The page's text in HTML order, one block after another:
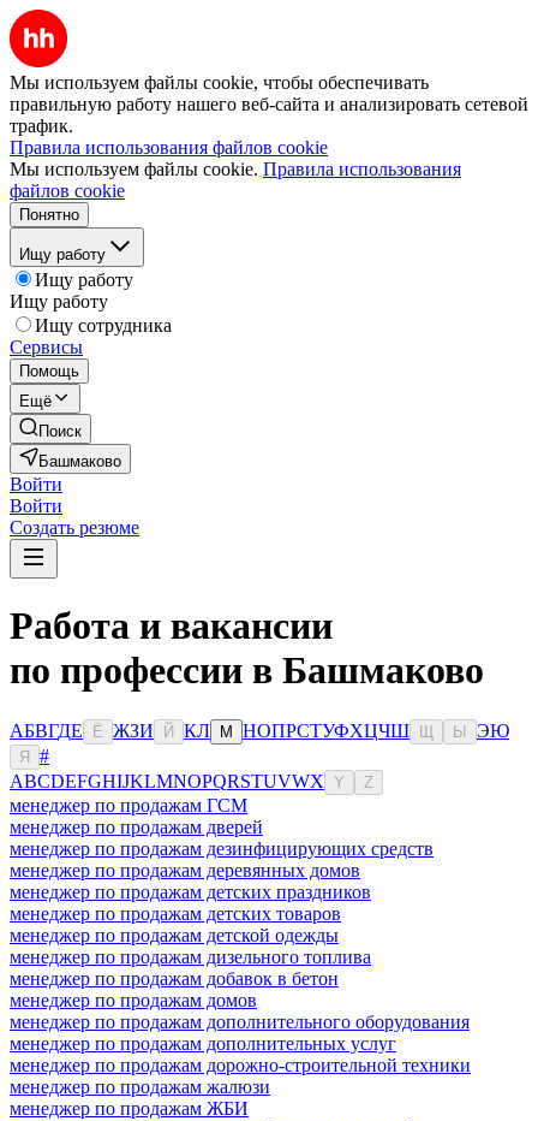
Мы используем файлы cookie, чтобы обеспечивать
правильную работу нашего веб-сайта и анализировать сетевой
трафик.
Правила использования файлов cookie
Мы используем файлы cookie. Правила использования
файлов cookie
Понятно
Ищу работу
Ищу работу
Ищу работу
Ищу сотрудника
Сервисы
Помощь
Ещё
Поиск
Башмаково
Войти
Войти
Создать резюме
Работа и вакансии
по профессии в Башмаково
АБВГДЕ Ё ЖЗИ Й КЛ М НОПРСТУФХЦЧШ Ы ЭЮ
Я
#
ABCDEFGHIJKLMNOPQRSTUVWX Y Z
менеджер по продажам ГСМ
менеджер по продажам дверей
менеджер по продажам дезинфицирующих средств
менеджер по продажам деревянных домов
менеджер по продажам детских праздников
менеджер по продажам детских товаров
менеджер по продажам детской одежды
менеджер по продажам дизельного топлива
менеджер по продажам добавок в бетон
менеджер по продажам домов
менеджер по продажам дополнительного оборудования
менеджер по продажам дополнительных услуг
менеджер по продажам дорожно-строительной техники
менеджер по продажам жалюзи
менеджер по продажам ЖБИ